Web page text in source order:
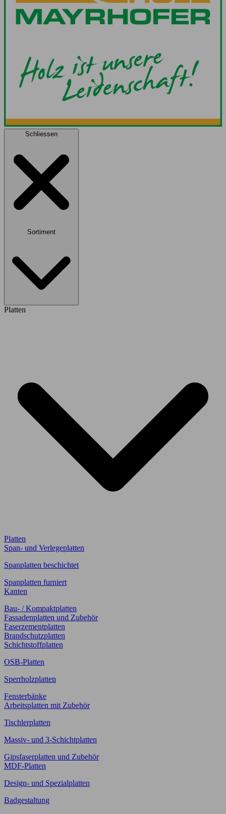
Schliessen
Sortiment
Platten
Platten
Span- und Verlegeplatten
Spanplatten beschichtet
Spanplatten furniert
Kanten
Bau- / Kompaktplatten
Fassadenplatten und Zubehör
Faserzementplatten
Brandschutzplatten
Schichtstoffplatten
OSB-Platten
Sperrholzplatten
Fensterbänke
Arbeitsplatten mit Zubehör
Tischlerplatten
Massiv- und 3-Schichtplatten
Gipsfaserplatten und Zubehör
MDF-Platten
Design- und Spezialplatten
Badgestaltung